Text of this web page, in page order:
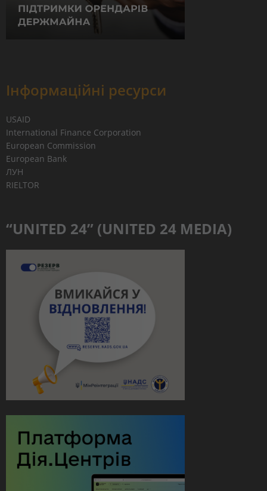
Інформаційні ресурси
USAID
International Finance Corporation
European Commission
European Bank
ЛУН
RIELTOR
“UNITED 24” (UNITED 24 MEDIA)